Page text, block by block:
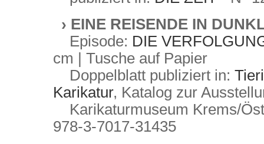
› EINE REISENDE IN
Episode: DIE
cm | Tusche auf Papier
Doppelblatt publiziert in:
Karikatur, Katalog zur
Karikaturmuseum Krems/
978-3-7017-31435